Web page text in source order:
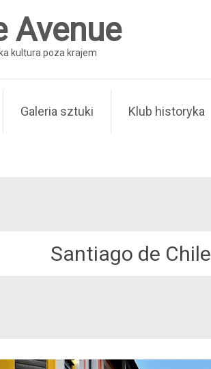
Avenue
kultura poza krajem
Galeria sztuki Klub historyka
Santiago de Chile